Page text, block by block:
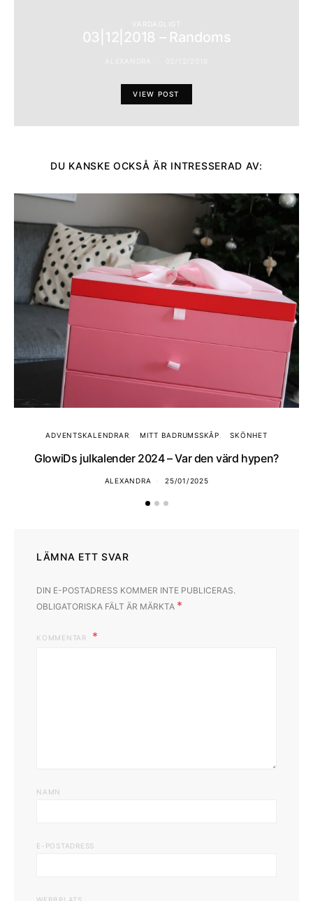
VARDAGLIGT
03|12|2018 – Randoms
VIEW POST
DU KANSKE OCKSÅ ÄR INTRESSERAD AV:
ADVENTSKALENDRAR MITT BADRUMSSKÅP SKÖNHET
GlowiDs julkalender 2024 – Var den värd hypen?
ALEXANDRA 25/01/2025
LÄMNA ETT SVAR
DIN E-POSTADRESS KOMMER INTE PUBLICERAS.
OBLIGATORISKA FÄLT ÄR MÄRKTA *
KOMMENTAR
NAMN
E-POSTADRESS